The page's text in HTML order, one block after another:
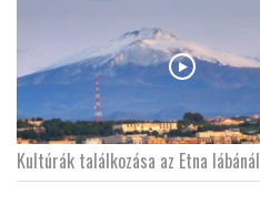
Kultúrák találkozása az Etna lábánál